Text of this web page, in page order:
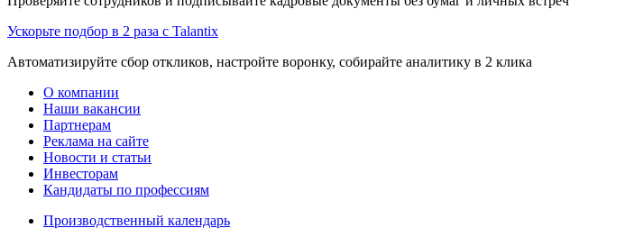
Ускорьте подбор в 2 раза с Talantix
Автоматизируйте сбор откликов, настройте воронку, собирайте аналитику в 2 клика
О компании
Наши вакансии
Партнерам
Реклама на сайте
Новости и статьи
Инвесторам
Кандидаты по профессиям
Производственный календарь